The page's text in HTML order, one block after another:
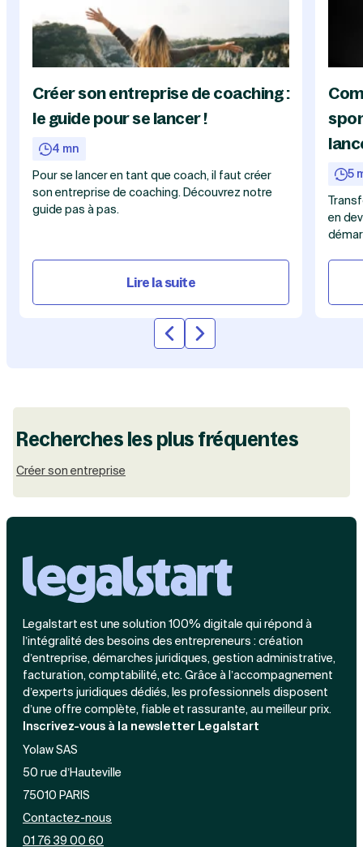
Créer son entreprise de coaching :
le guide pour se lancer !
4 mn
Pour se lancer en tant que coach, il faut créer
son entreprise de coaching. Découvrez notre
guide pas à pas.
Lire la suite
5
en
Slide précédente
Slide suivante
Recherches les plus fréquentes
Créer son entreprise
Legalstart est une solution 100% digitale qui répond à
l’intégralité des besoins des entrepreneurs : création
d’entreprise, démarches juridiques, gestion administrative,
facturation, comptabilité, etc. Grâce à l’accompagnement
d’experts juridiques dédiés, les professionnels disposent
d’une offre complète, fiable et rassurante, au meilleur prix.
Inscrivez-vous à la newsletter Legalstart
Yolaw SAS
50 rue d’Hauteville
75010 PARIS
Contactez-nous
01 76 39 00 60